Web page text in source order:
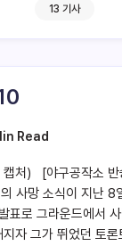
13 기사
Read
처) [야구공작소 반
사망 소식이 지난
로 그라운드에서
자 그가 뛰었던 토